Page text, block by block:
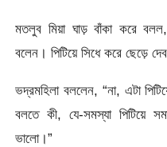
মতলুব মিয়া ঘাড় বাঁকা করে
বলেন। পিটিয়ে সিধে করে ছেড়ে
ভদ্রমহিলা বললেন, “না, এটা
বলতে কী, যে-সমস্যা পিটিয়ে
ভালো।”